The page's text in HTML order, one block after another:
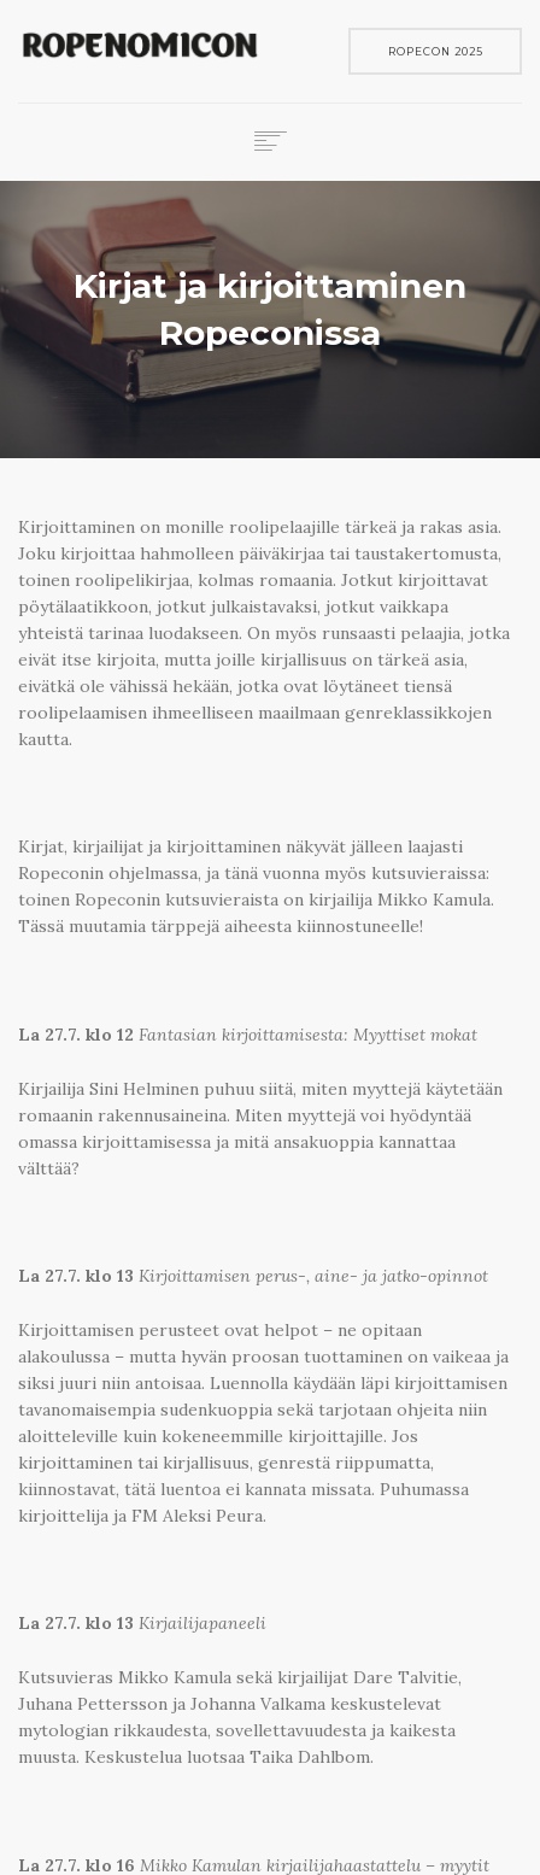
ROPECON 2025
SKENE
PELIT
IN ENGLISH
SEARCH
Kirjat ja kirjoittaminen
Ropeconissa
Kirjoittaminen on monille roolipelaajille tärkeä ja rakas asia.
Joku kirjoittaa hahmolleen päiväkirjaa tai taustakertomusta,
toinen roolipelikirjaa, kolmas romaania. Jotkut kirjoittavat
pöytälaatikkoon, jotkut julkaistavaksi, jotkut vaikkapa
yhteistä tarinaa luodakseen. On myös runsaasti pelaajia, jotka
eivät itse kirjoita, mutta joille kirjallisuus on tärkeä asia,
eivätkä ole vähissä hekään, jotka ovat löytäneet tiensä
roolipelaamisen ihmeelliseen maailmaan genreklassikkojen
kautta.
Kirjat, kirjailijat ja kirjoittaminen näkyvät jälleen laajasti
Ropeconin ohjelmassa, ja tänä vuonna myös kutsuvieraissa:
toinen Ropeconin kutsuvieraista on kirjailija Mikko Kamula.
Tässä muutamia tärppejä aiheesta kiinnostuneelle!
La 27.7. klo 12 Fantasian kirjoittamisesta: Myyttiset mokat
Kirjailija Sini Helminen puhuu siitä, miten myyttejä käytetään
romaanin rakennusaineina. Miten myyttejä voi hyödyntää
omassa kirjoittamisessa ja mitä ansakuoppia kannattaa
välttää?
La 27.7. klo 13 Kirjoittamisen perus-, aine- ja jatko-opinnot
Kirjoittamisen perusteet ovat helpot – ne opitaan
alakoulussa – mutta hyvän proosan tuottaminen on vaikeaa ja
siksi juuri niin antoisaa. Luennolla käydään läpi kirjoittamisen
tavanomaisempia sudenkuoppia sekä tarjotaan ohjeita niin
aloitteleville kuin kokeneemmille kirjoittajille. Jos
kirjoittaminen tai kirjallisuus, genrestä riippumatta,
kiinnostavat, tätä luentoa ei kannata missata. Puhumassa
kirjoittelija ja FM Aleksi Peura.
La 27.7. klo 13 Kirjailijapaneeli
Kutsuvieras Mikko Kamula sekä kirjailijat Dare Talvitie,
Juhana Pettersson ja Johanna Valkama keskustelevat
mytologian rikkaudesta, sovellettavuudesta ja kaikesta
muusta. Keskustelua luotsaa Taika Dahlbom.
La 27.7. klo 16 Mikko Kamulan kirjailijahaastattelu – myytit